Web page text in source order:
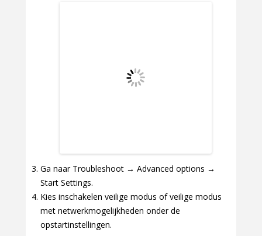
Ga naar Troubleshoot → Advanced options →
Start Settings.
Kies inschakelen veilige modus of veilige modus
met netwerkmogelijkheden onder de
opstartinstellingen.